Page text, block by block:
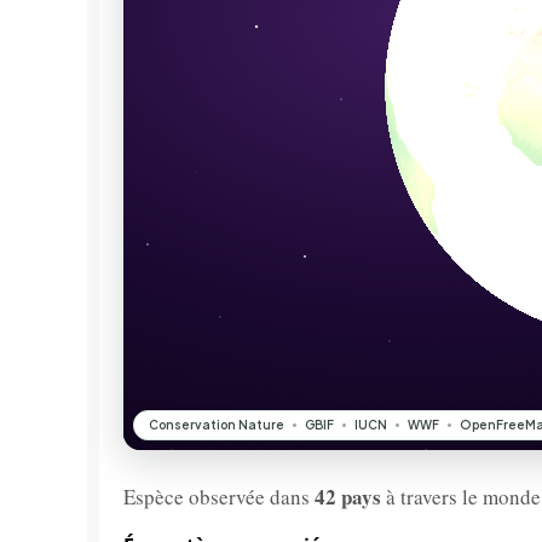
Espèce observée dans 42 pays à travers le